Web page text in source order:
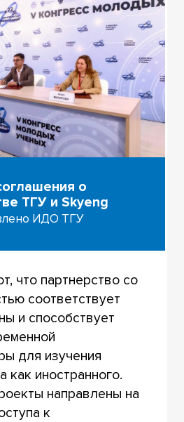
о
ТГУ и Skyeng
ИДО ТГУ
что партнерство со
соответствует
и способствует
для изучения
как иностранного.
направлены на
к